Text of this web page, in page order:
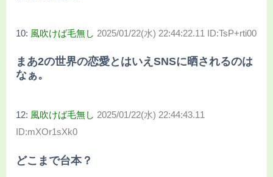
10: 風吹けば毛無し 2025/01/22(水) 22:44:22.11 ID:TsP+rti00
まあ2の世界の恋愛とはいえSNSに晒されるのは
なぁ。
12: 風吹けば毛無し 2025/01/22(水) 22:44:43.11
ID:mXOr1sXk0
どこまで台本？